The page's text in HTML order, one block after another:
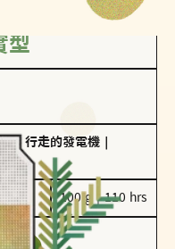
型
｜ 行走的發電機
100 g｜110 hrs